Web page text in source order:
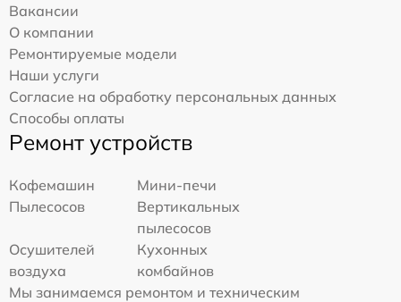
Вакансии
О компании
Ремонтируемые модели
Наши услуги
Согласие на обработку персональных данных
Способы оплаты
Ремонт устройств
Кофемашин
Мини-печи
Пылесосов
Вертикальных
пылесосов
Осушителей
воздуха
Кухонных
комбайнов
Мы занимаемся ремонтом и техническим